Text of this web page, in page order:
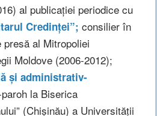
al publicației periodice cu
Credinței”;consilier în
al Mitropoliei
Moldove (2006-2012);
și administrativ-
la Biserica
(Chișinău) a Universității